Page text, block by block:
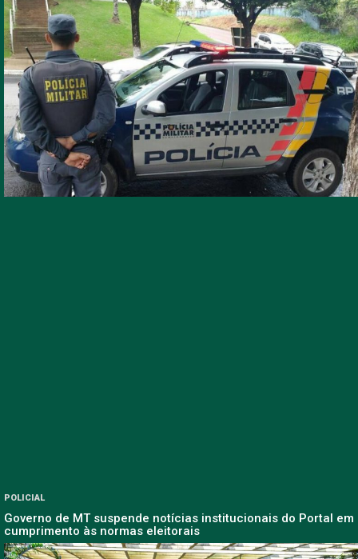
POLICIAL
Governo de MT suspende notícias institucionais do Portal em
cumprimento às normas eleitorais